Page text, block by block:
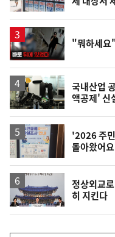
영
상
"뭐하세요
국내산업
액공제' 신
'2026 주
돌아왔어
정상외교
히 지킨다